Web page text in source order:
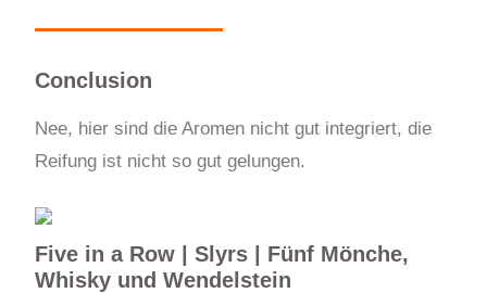
Conclusion
Nee, hier sind die Aromen nicht gut integriert, die
Reifung ist nicht so gut gelungen.
Five in a Row | Slyrs | Fünf Mönche,
Whisky und Wendelstein